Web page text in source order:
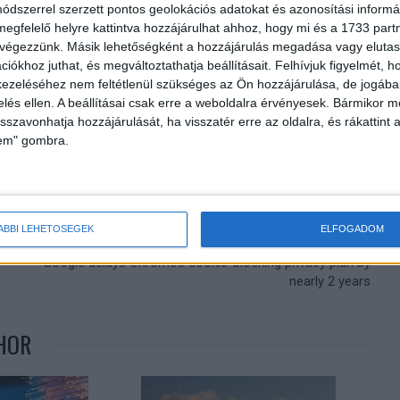
szerzett pontos geolokációs adatokat és azonosítási
helyre kattintva hozzájárulhat ahhoz, hogy mi és a 1733
Másik lehetőségként a hozzájárulás megadása vagy
juthat, és megváltoztathatja beállításait. Felhívjuk figyelmét,
nem feltétlenül szükséges az Ön hozzájárulása, de
ellen. A beállításai csak erre a weboldalra érvényesek. Bármikor
hozzájárulását, ha visszatér erre az oldalra, és rákattint
gombra.
LEHETŐSÉGEK ELFOGADOM
gattyán györgy netlock pandémia
Google delays Chrome’s cookie-blocking privacy plan by
nearly 2 years